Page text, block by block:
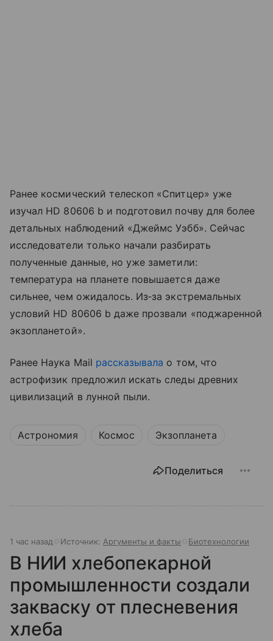
Ранее космический телескоп «Спитцер» уже
изучал HD 80606 b и подготовил почву для более
детальных наблюдений «Джеймс Уэбб». Сейчас
исследователи только начали разбирать
полученные данные, но уже заметили:
температура на планете повышается даже
сильнее, чем ожидалось. Из‑за экстремальных
условий HD 80606 b даже прозвали «поджаренной
экзопланетой».
Ранее Наука Mail рассказывала о том, что
астрофизик предложил искать следы древних
цивилизаций в лунной пыли.
Астрономия Космос Экзопланета
Поделиться
1 час назад Источник: Аргументы и факты Биотехнологии
В НИИ хлебопекарной
промышленности создали
закваску от плесневения
хлеба